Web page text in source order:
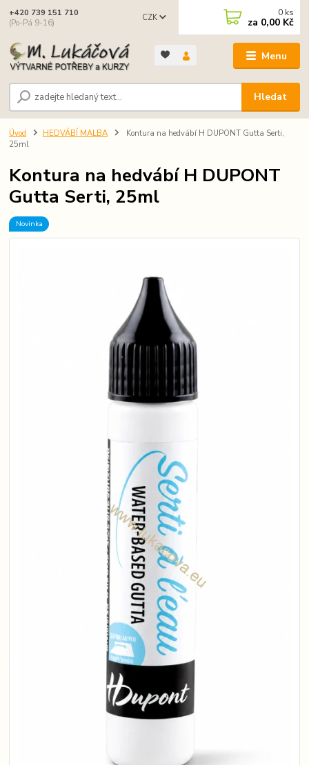
Menu
CZK
Hledat
+420 739 151 710
(Po-Pá 9-16)
0 ks
za 0,00 Kč
Úvod HEDVÁBÍ MALBA
Kontura na hedvábí H DUPONT Gutta Serti,
25ml
Kontura na hedvábí H DUPONT
Gutta Serti, 25ml
Novinka